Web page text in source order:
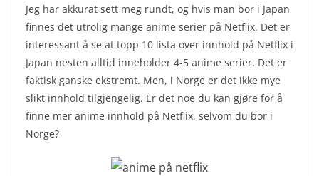
Jeg har akkurat sett meg rundt, og hvis man bor i Japan
finnes det utrolig mange anime serier på Netflix. Det er
interessant å se at topp 10 lista over innhold på Netflix i
Japan nesten alltid inneholder 4-5 anime serier. Det er
faktisk ganske ekstremt. Men, i Norge er det ikke mye
slikt innhold tilgjengelig. Er det noe du kan gjøre for å
finne mer anime innhold på Netflix, selvom du bor i
Norge?